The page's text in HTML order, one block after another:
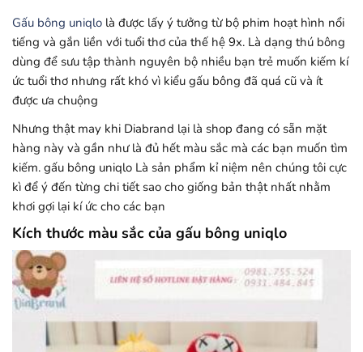
Gấu bông uniqlo là được lấy ý tưởng từ bộ phim hoạt hình nổi
tiếng và gắn liền với tuổi thơ của thế hệ 9x. Là dạng thú bông
dùng để sưu tập thành nguyên bộ nhiều bạn trẻ muốn kiếm kí
ức tuổi thơ nhưng rất khó vì kiểu gấu bông đã quá cũ và ít
được ưa chuộng
Nhưng thật may khi Diabrand lại là shop đang có sẵn mặt
hàng này và gần như là đủ hết màu sắc mà các bạn muốn tìm
kiếm. gấu bông uniqlo Là sản phẩm kỉ niệm nên chúng tôi cực
kì để ý đến từng chi tiết sao cho giống bản thật nhất nhằm
khơi gợi lại kí ức cho các bạn
Kích thước màu sắc của gấu bông uniqlo